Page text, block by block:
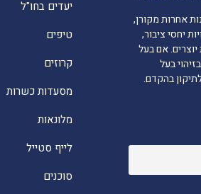
יעדים בחו"ל
טיפים
קרוזים
מסעדות כשרות
מלונאות
לייף סטייל
סוכנים
אחרות מקורן,
יחסי ציבור,
27א לחוק זכות יוצרים. אם בעל
בעל
בהקדם.